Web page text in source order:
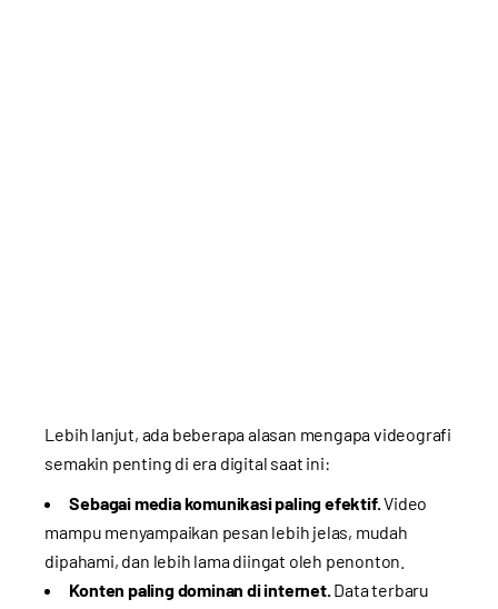
Lebih lanjut, ada beberapa alasan mengapa videografi
semakin penting di era digital saat ini:
Sebagai media komunikasi paling efektif. Video
mampu menyampaikan pesan lebih jelas, mudah
dipahami, dan lebih lama diingat oleh penonton.
Konten paling dominan di internet. Data terbaru